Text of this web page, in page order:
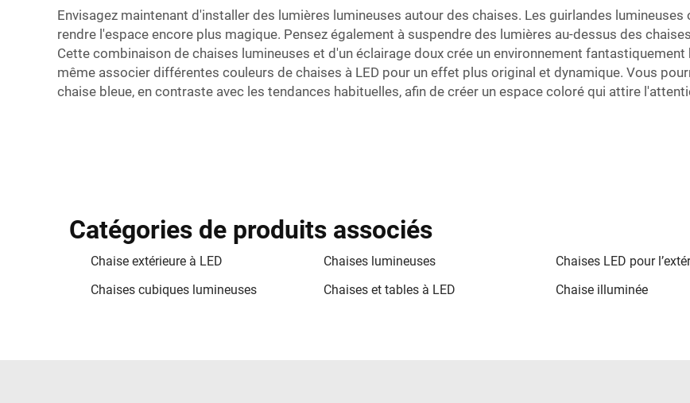
Envisagez maintenant d'installer des lumières lumineuses autour des chaises. Les guirlandes
rendre l'espace encore plus magique. Pensez également à suspendre des lumières au-dessus des
Cette combinaison de chaises lumineuses et d'un éclairage doux crée un environnement
même associer différentes couleurs de chaises à LED pour un effet plus original et dynamique. Vous
chaise bleue, en contraste avec les tendances habituelles, afin de créer un espace coloré qui attire
Catégories de produits associés
Chaise extérieure à LED Chaises lumineuses Chaises LED pour
Chaises cubiques lumineuses
Chaises et tables à LED Chaise illuminée